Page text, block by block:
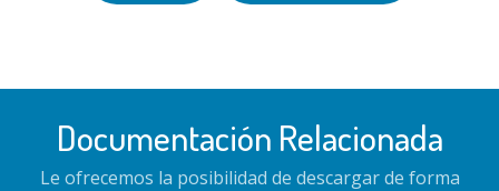
Documentación Relacionada
Le ofrecemos la posibilidad de descargar de forma